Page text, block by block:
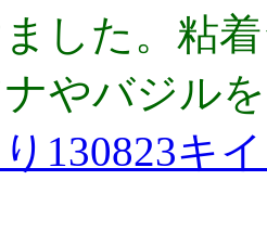
した。粘
やバジル
130823キ